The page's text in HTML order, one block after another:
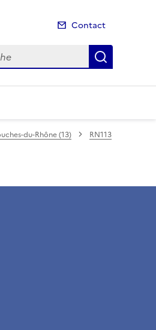
Contact
du-Rhône (13)
RN113